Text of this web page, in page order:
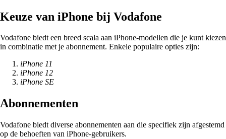
Keuze van iPhone bij Vodafone
Vodafone biedt een breed scala aan iPhone-modellen die je kunt kiezen
in combinatie met je abonnement. Enkele populaire opties zijn:
iPhone 11
iPhone 12
iPhone SE
Abonnementen
Vodafone biedt diverse abonnementen aan die specifiek zijn afgestemd
op de behoeften van iPhone-gebruikers.